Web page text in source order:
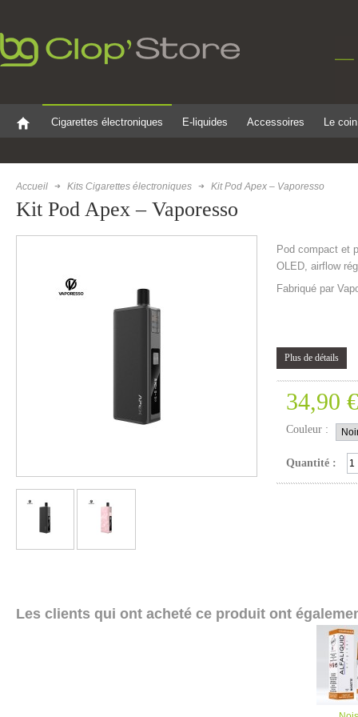
Cigarettes électroniques E-liquides Accessoires Le
Accueil Kits Cigarettes électroniques Kit Pod Apex – Vaporesso
Kit Pod Apex – Vaporesso
Pod compact et
OLED, airflow
Fabriqué par
Plus de détails
34,90 €
Couleur :
Quantité :
Les clients qui ont acheté ce produit ont